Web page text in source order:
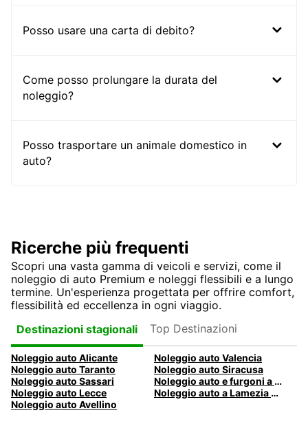
Posso usare una carta di debito?
Come posso prolungare la durata del
noleggio?
Posso trasportare un animale domestico in
auto?
Ricerche più frequenti
Scopri una vasta gamma di veicoli e servizi, come il
noleggio di auto Premium e noleggi flessibili e a lungo
termine. Un'esperienza progettata per offrire comfort,
flessibilità ed eccellenza in ogni viaggio.
Destinazioni stagionali
Top Destinazioni
Noleggio auto Alicante
Noleggio auto Valencia
Noleggio auto Taranto
Noleggio auto Siracusa
Noleggio auto Sassari
Noleggio auto e furgoni a Pescara
Noleggio auto Lecce
Noleggio auto a Lamezia Terme, Italia
Noleggio auto Avellino